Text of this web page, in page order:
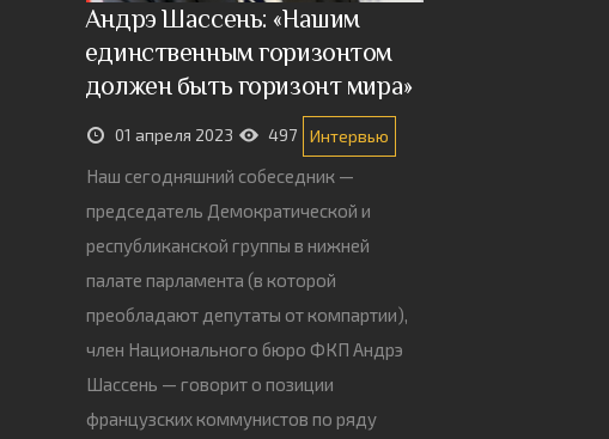
Андрэ Шассень: «Нашим
единственным горизонтом
должен быть горизонт мира»
01 апреля 2023 497 Интервью
Наш сегодняшний собеседник —
председатель Демократической и
республиканской группы в нижней
палате парламента (в которой
преобладают депутаты от компартии),
член Национального бюро ФКП Андрэ
Шассень — говорит о позиции
французских коммунистов по ряду